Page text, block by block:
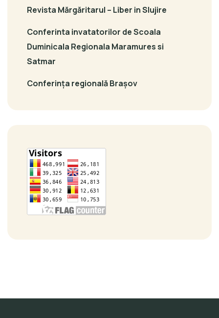
Revista Mărgăritarul – Liber in Slujire
Conferinta invatatorilor de Scoala
Duminicala Regionala Maramures si
Satmar
Conferința regională Brașov